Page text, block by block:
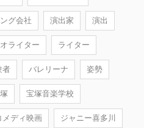
グ会社 演出家 演出
ライター ライター
者 バレリーナ 姿勢
宝塚音楽学校
メディ映画 ジャニー喜多川